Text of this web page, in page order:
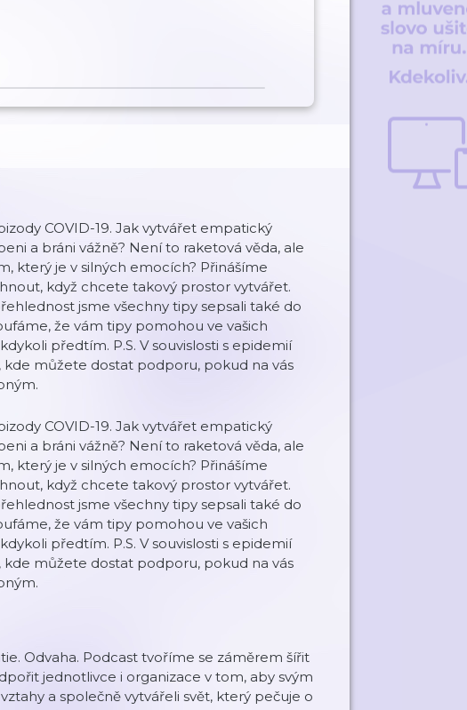
COVID-19. Jak vytvářet empatický
a bráni vážně? Není to raketová věda, ale
který je v silných emocích? Přinášíme
když chcete takový prostor vytvářet.
jsme všechny tipy sepsali také do
že vám tipy pomohou ve vašich
předtím. P.S. V souvislosti s epidemií
kde můžete dostat podporu, pokud na vás
COVID-19. Jak vytvářet empatický
a bráni vážně? Není to raketová věda, ale
který je v silných emocích? Přinášíme
když chcete takový prostor vytvářet.
jsme všechny tipy sepsali také do
že vám tipy pomohou ve vašich
předtím. P.S. V souvislosti s epidemií
kde můžete dostat podporu, pokud na vás
Odvaha. Podcast tvoříme se záměrem šířit
jednotlivce i organizace v tom, aby svým
a společně vytvářeli svět, který pečuje o